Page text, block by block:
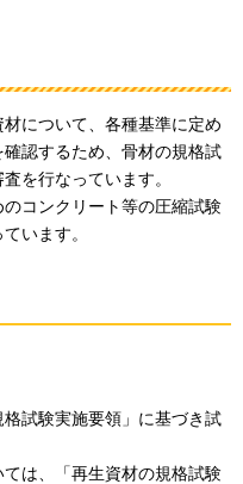
について、各種基準に定め
認するため、骨材の規格試
を行なっています。
コンクリート等の圧縮試験
います。
試験実施要領」に基づき試
は、「再生資材の規格試験